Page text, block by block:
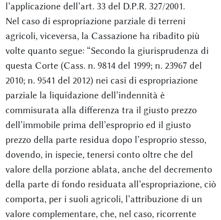
l’applicazione dell’art. 33 del D.P.R. 327/2001.
Nel caso di espropriazione parziale di terreni
agricoli, viceversa, la Cassazione ha ribadito più
volte quanto segue: “Secondo la giurisprudenza di
questa Corte (Cass. n. 9814 del 1999; n. 23967 del
2010; n. 9541 del 2012) nei casi di espropriazione
parziale la liquidazione dell’indennità è
commisurata alla differenza tra il giusto prezzo
dell’immobile prima dell’esproprio ed il giusto
prezzo della parte residua dopo l’esproprio stesso,
dovendo, in ispecie, tenersi conto oltre che del
valore della porzione ablata, anche del decremento
della parte di fondo residuata all’espropriazione, ciò
comporta, per i suoli agricoli, l’attribuzione di un
valore complementare, che, nel caso, ricorrente